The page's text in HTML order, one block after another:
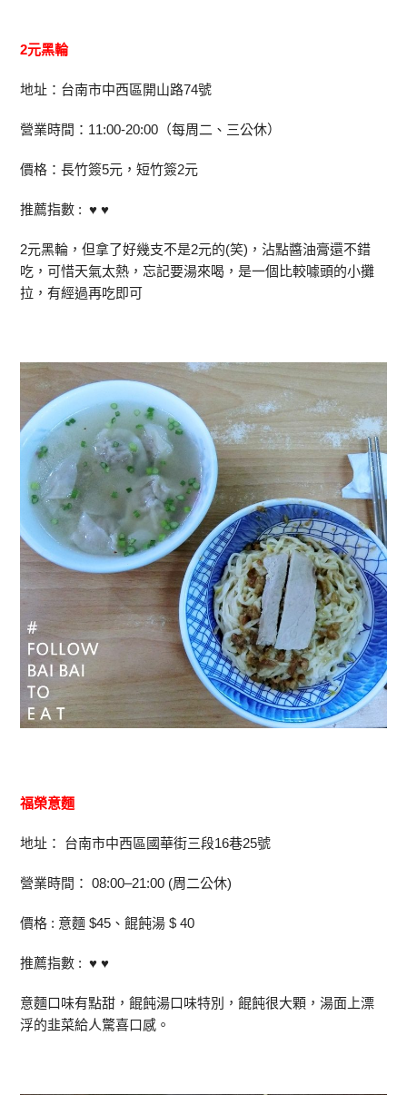
2元黑輪
地址：台南市中西區開山路74號
營業時間：11:00-20:00（每周二、三公休）
價格：長竹簽5元，短竹簽2元
推薦指數 : ♥ ♥
2元黑輪，但拿了好幾支不是2元的(笑)，沾點醬油膏還不錯
吃，可惜天氣太熱，忘記要湯來喝，是一個比較噱頭的小攤
拉，有經過再吃即可
福榮意麵
地址： 台南市中西區國華街三段16巷25號
營業時間： 08:00–21:00 (周二公休)
價格 : 意麵 $45、餛飩湯 $ 40
推薦指數 : ♥ ♥
意麵口味有點甜，餛飩湯口味特別，餛飩很大顆，湯面上漂
浮的韭菜給人驚喜口感。